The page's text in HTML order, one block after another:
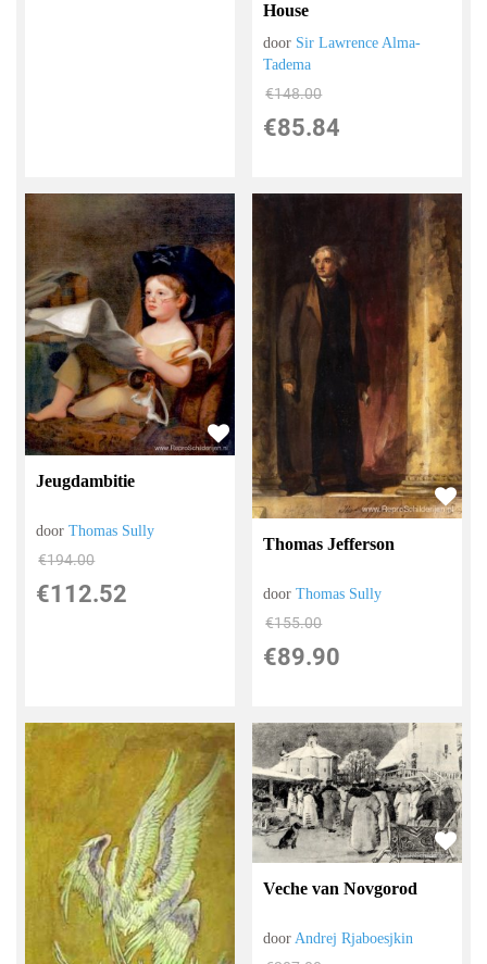
House
door Sir Lawrence Alma-
Tadema
€148.00
€85.84
Jeugdambitie
doorThomas Sully
€194.00
€112.52
Thomas Jefferson
doorThomas Sully
€155.00
€89.90
Veche van Novgorod
door Andrej Rjaboesjkin